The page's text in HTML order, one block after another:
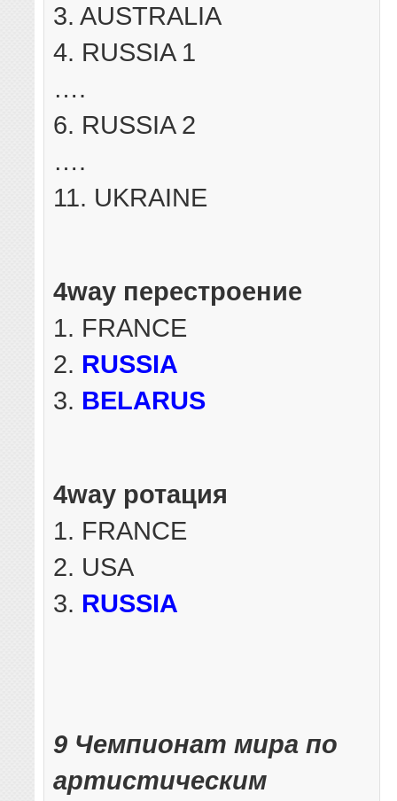
3. AUSTRALIA
4. RUSSIA 1
….
6. RUSSIA 2
….
11. UKRAINE
4way перестроение
1. FRANCE
2. RUSSIA
3. BELARUS
4way ротация
1. FRANCE
2. USA
3. RUSSIA
9 Чемпионат мира по
артистическим